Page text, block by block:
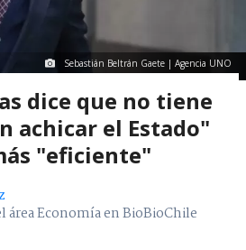
Sebastián Beltrán Gaete | Agencia UNO
dice que no tiene
achicar el Estado"
"eficiente"
área Economía en BioBioChile